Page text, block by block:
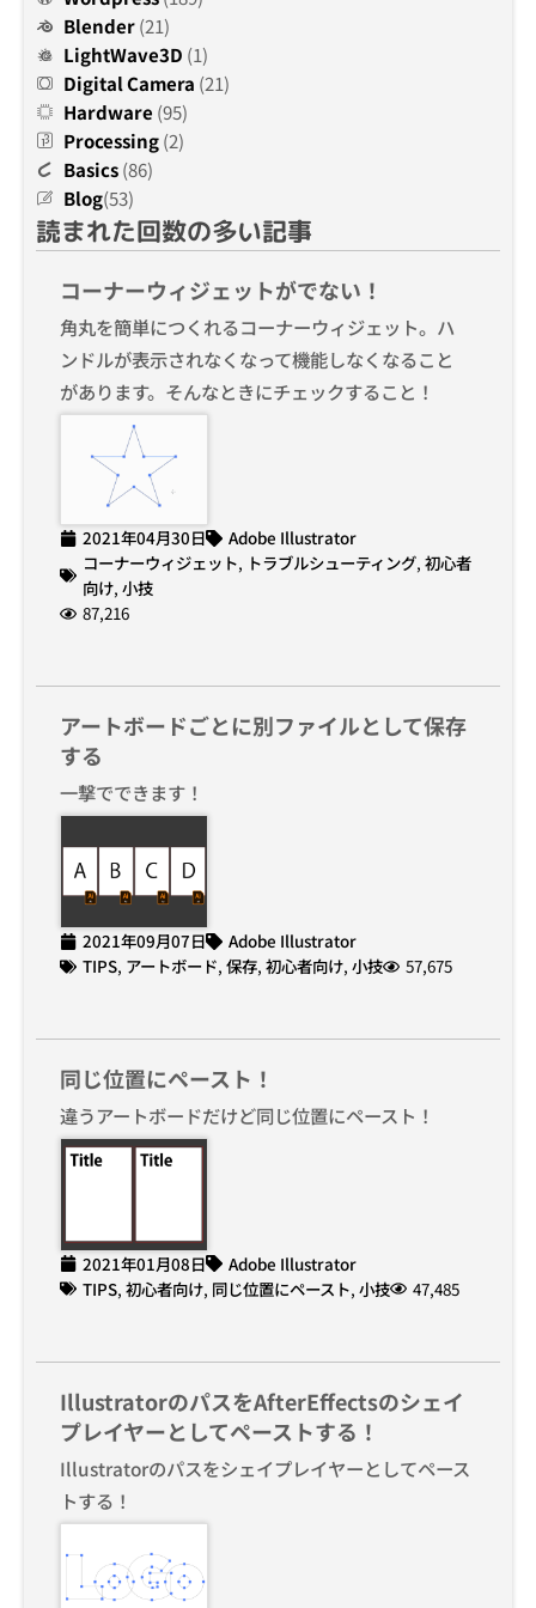
Blender(21)
LightWave3D (1)
Digital Camera (21)
Hardware (95)
Processing(2)
Basics(86)
Blog(53)
読まれた回数の多い記事
コーナーウィジェットがでない！
角丸を簡単につくれるコーナーウィジェット。ハ
ンドルが表示されなくなって機能しなくなること
があります。そんなときにチェックすること！
2021年04月30日
Adobe Illustrator
コーナーウィジェット, トラブルシューティング, 初心者
向け, 小技
87,216
アートボードごとに別ファイルとして保存
する
一撃でできます！
2021年09月07日
Adobe Illustrator
TIPS, アートボード, 保存, 初心者向け, 小技 57,675
同じ位置にペースト！
違うアートボードだけど同じ位置にペースト！
2021年01月08日
Adobe Illustrator
TIPS, 初心者向け, 同じ位置にペースト, 小技 47,485
IllustratorのパスをAfterEffectsのシェイ
プレイヤーとしてペーストする！
Illustratorのパスをシェイプレイヤーとしてペース
トする！